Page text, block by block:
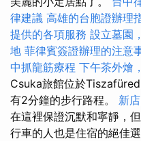
律建議 高雄的台胞證辦理
提供的各項服務 設立墓園
地 菲律賓簽證辦理的注意
中抓龍筋療程 下午茶外燴
Csuka旅館位於
有2分鐘的步行路程。 新
在這裡保證沉默和寧靜，
行車的人也是住宿的絕佳